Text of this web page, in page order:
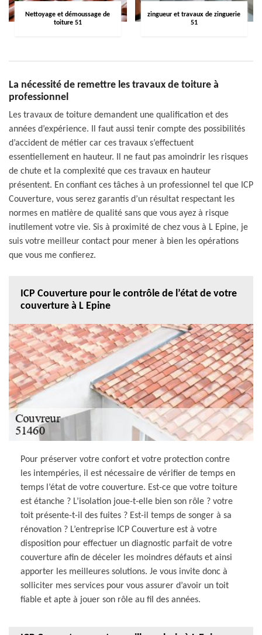
Nettoyage et démoussage de
toiture 51
zingueur et travaux de zinguerie
51
La nécessité de remettre les travaux de toiture à
professionnel
Les travaux de toiture demandent une qualification et des
années d’expérience. Il faut aussi tenir compte des possibilités
d’accident de métier car ces travaux s’effectuent
essentiellement en hauteur. Il ne faut pas amoindrir les risques
de chute et la complexité que ces travaux en hauteur
présentent. En confiant ces tâches à un professionnel tel que ICP
Couverture, vous serez garantis d’un résultat respectant les
normes en matière de qualité sans que vous ayez à risque
inutilement votre vie. Sis à proximité de chez vous à L Epine, je
suis votre meilleur contact pour mener à bien les opérations
que vous me confierez.
ICP Couverture pour le contrôle de l’état de votre
couverture à L Epine
Pour préserver votre confort et votre protection contre
les intempéries, il est nécessaire de vérifier de temps en
temps l’état de votre couverture. Est-ce que votre toiture
est étanche ? L’isolation joue-t-elle bien son rôle ? votre
toit présente-t-il des fuites ? Est-il temps de songer à sa
rénovation ? L’entreprise ICP Couverture est à votre
disposition pour effectuer un diagnostic parfait de votre
couverture afin de déceler les moindres défauts et ainsi
apporter les meilleures solutions. Je vous invite donc à
solliciter mes services pour vous assurer d’avoir un toit
fiable et apte à jouer son rôle au fil des années.